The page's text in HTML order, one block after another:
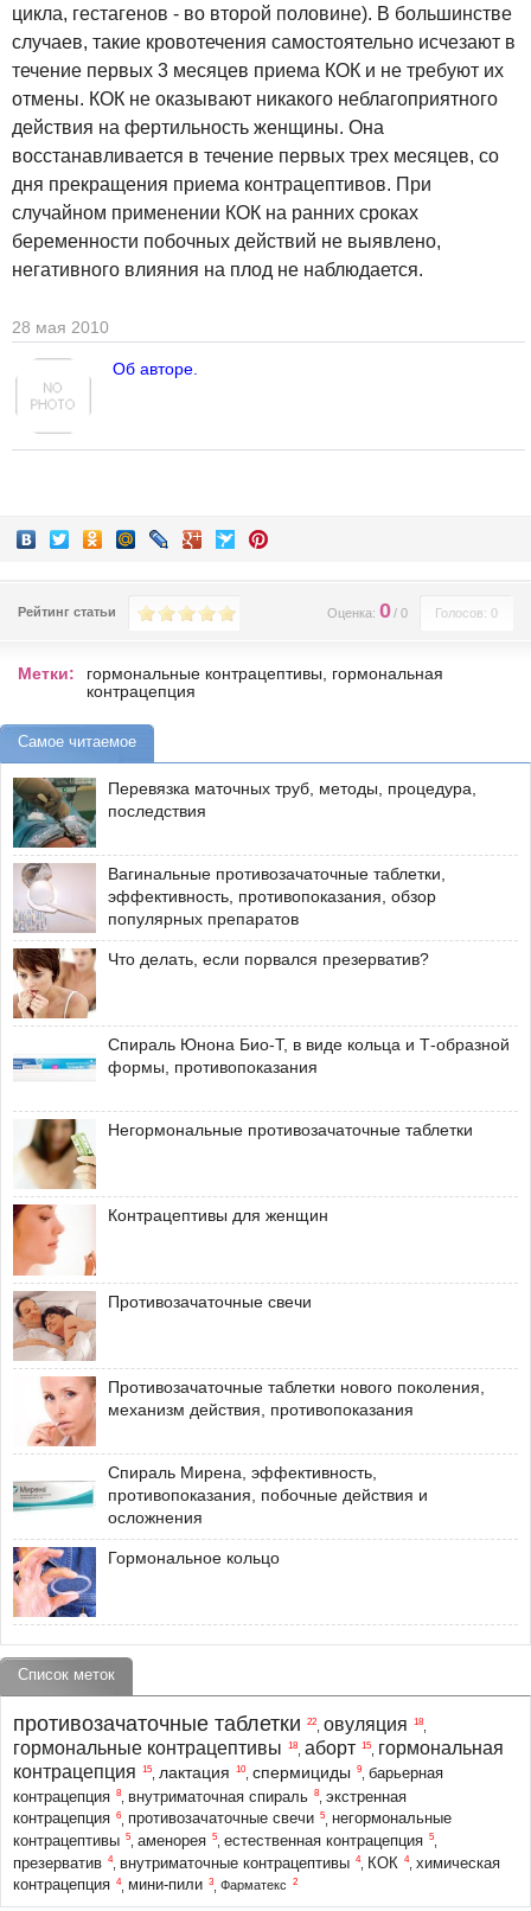
цикла, гестагенов - во второй половине). В большинстве
случаев, такие кровотечения самостоятельно исчезают в
течение первых 3 месяцев приема КОК и не требуют их
отмены. КОК не оказывают никакого неблагоприятного
действия на фертильность женщины. Она
восстанавливается в течение первых трех месяцев, со
дня прекращения приема контрацептивов. При
случайном применении КОК на ранних сроках
беременности побочных действий не выявлено,
негативного влияния на плод не наблюдается.
28 мая 2010
Об авторе.
Рейтинг статьи Голосов: 0
Оценка: 0/ 0
Метки: гормональные контрацептивы
гормональная
контрацепция
Самое читаемое
Перевязка маточных труб, методы, процедура,
последствия
Вагинальные противозачаточные таблетки,
эффективность, противопоказания, обзор
популярных препаратов
Что делать, если порвался презерватив?
Спираль Юнона Био-Т, в виде кольца и Т-образной
формы, противопоказания
Негормональные противозачаточные таблетки
Контрацептивы для женщин
Противозачаточные свечи
Противозачаточные таблетки нового поколения,
механизм действия, противопоказания
Спираль Мирена, эффективность,
противопоказания, побочные действия и
осложнения
Гормональное кольцо
Список меток
противозачаточные таблетки 22 овуляция 18
гормональные контрацептивы 18 аборт 15
гормональная
контрацепция
15 лактация 10, спермициды 9
барьерная
контрацепция 8 внутриматочная спираль 8
экстренная
контрацепция 6 противозачаточные свечи 5
негормональные
контрацептивы 5 аменорея 5 естественная контрацепция 5
презерватив 4, внутриматочные контрацептивы 4, КОК 4, химическая
контрацепция 4, мини-пили 3 Фарматекс 2